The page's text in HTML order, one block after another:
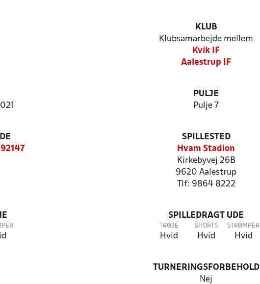
KLUB
Klubsamarbejde mellem
Kvik IF
Aalestrup IF
PULJE
Pulje 7
SPILLESTED
Hvam Stadion
Kirkebyvej 26B
9620 Aalestrup
Tlf: 9864 8222
SPILLEDRAGT UDE
TRØJE
Hvid
SHORTS
Hvid
STRØMPER
Hvid
TURNERINGSFORBEHOLD
Nej